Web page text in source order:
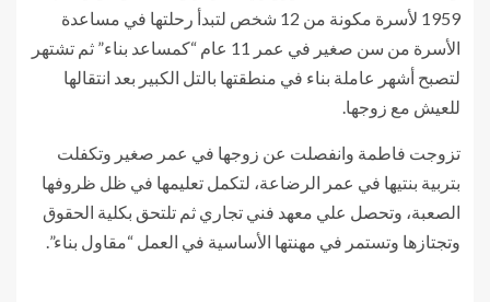
1959 لأسرة مكونة من 12 شخص لتبدأ رحلتها في مساعدة
الأسرة من سن صغير في عمر 11 عام “كمساعد بناء” ثم تشتهر
لتصبح أشهر عاملة بناء في منطقتها بالتل الكبير بعد انتقالها
للعيش مع زوجها.
تزوجت فاطمة وانفصلت عن زوجها في عمر صغير وتكفلت
بتربية بنتيها في عمر الرضاعة، لتكمل تعليمها في ظل ظروفها
الصعبة، وتحصل علي معهد فني تجاري ثم تلتحق بكلية الحقوق
وتجتازها وتستمر في مهنتها الأساسية في العمل “مقاول بناء”.